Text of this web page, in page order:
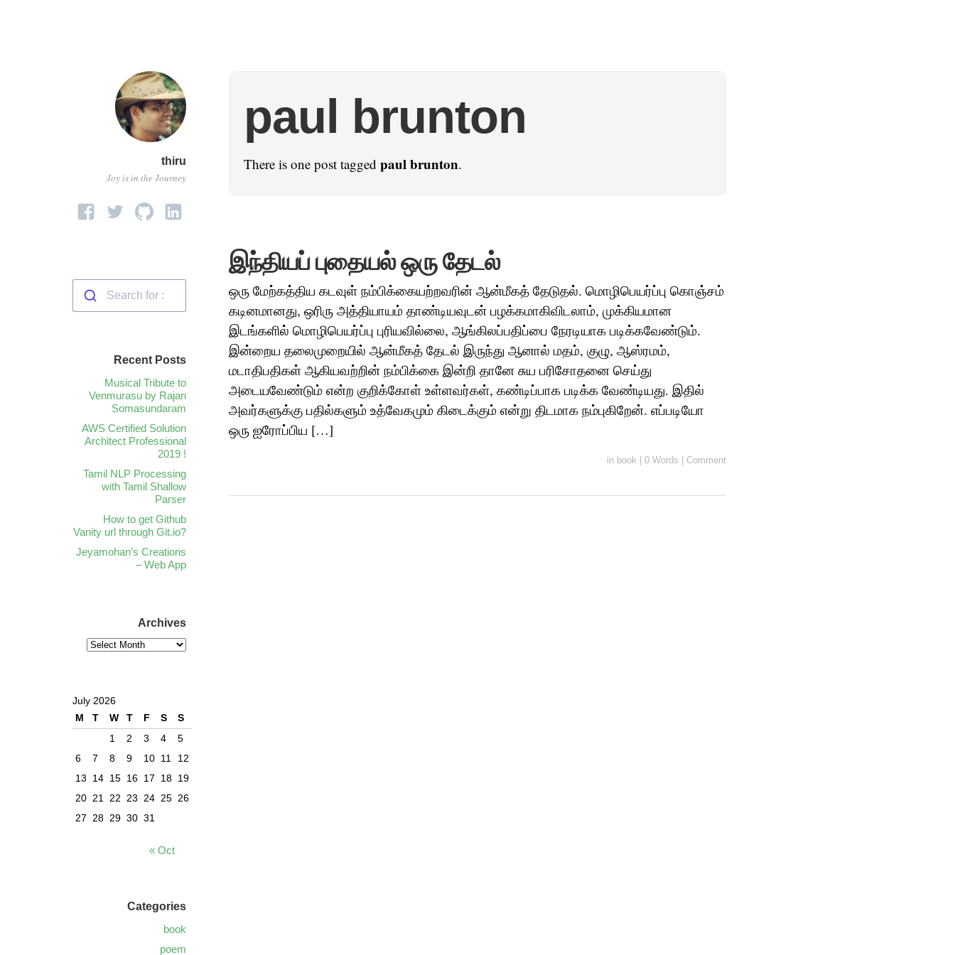
thiru
Joy is in the Journey
paul brunton
There is one post tagged paul brunton.
இந்தியப் புதையல் ஒரு தேடல்
ஒரு மேற்கத்திய கடவுள் நம்பிக்கையற்றவரின் ஆன்மீகத் தேடுதல். மொழிபெயர்ப்பு கொஞ்சம்
கடினமானது, ஒரிரு அத்தியாயம் தாண்டியவுடன் பழக்கமாகிவிடலாம், முக்கியமான
இடங்களில் மொழிபெயர்ப்பு புரியவில்லை, ஆங்கிலப்பதிப்பை நேரடியாக படிக்கவேண்டும்.
இன்றைய தலைமுறையில் ஆன்மீகத் தேடல் இருந்து ஆனால் மதம், குழு, ஆஸ்ரமம்,
மடாதிபதிகள் ஆகியவற்றின் நம்பிக்கை இன்றி தானே சுய பரிசோதனை செய்து
அடையவேண்டும் என்ற குறிக்கோள் உள்ளவர்கள், கண்டிப்பாக படிக்க வேண்டியது. இதில்
அவர்களுக்கு பதில்களும் உத்வேகமும் கிடைக்கும் என்று திடமாக நம்புகிறேன். எப்படியோ
ஒரு ஐரோப்பிய […]
in book 0 Words Comment
Recent Posts
Musical Tribute to
Venmurasu by Rajan
Somasundaram
AWS Certified Solution
Architect Professional
2019 !
Tamil NLP Processing
with Tamil Shallow
Parser
How to get Github
Vanity url through Git.io?
Jeyamohan’s Creations
– Web App
Archives
July 2026
M
T W T F S
S
1
2 3 4
5
6
7 8 9 10 11
12
13
14 15 16 17 18 19
20 21 22 23 24 25 26
27 28 29 30 31
« Oct
Categories
book
poem